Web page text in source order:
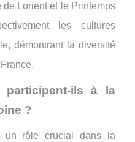
Lorient et le Printemps
les cultures
démontrant la diversité
participent-ils à la
?
un rôle crucial dans la